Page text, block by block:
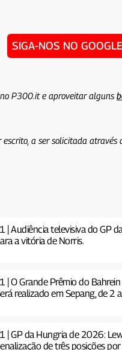
SIGA-NOS NO GOOGLE
P300.it e aproveitar alguns
a ser solicitada através
| Audiência televisiva do GP
a vitória de Norris.
| O Grande Prêmio do
realizado em Sepang, de 2
| GP da Hungria de 2026:
de três posições